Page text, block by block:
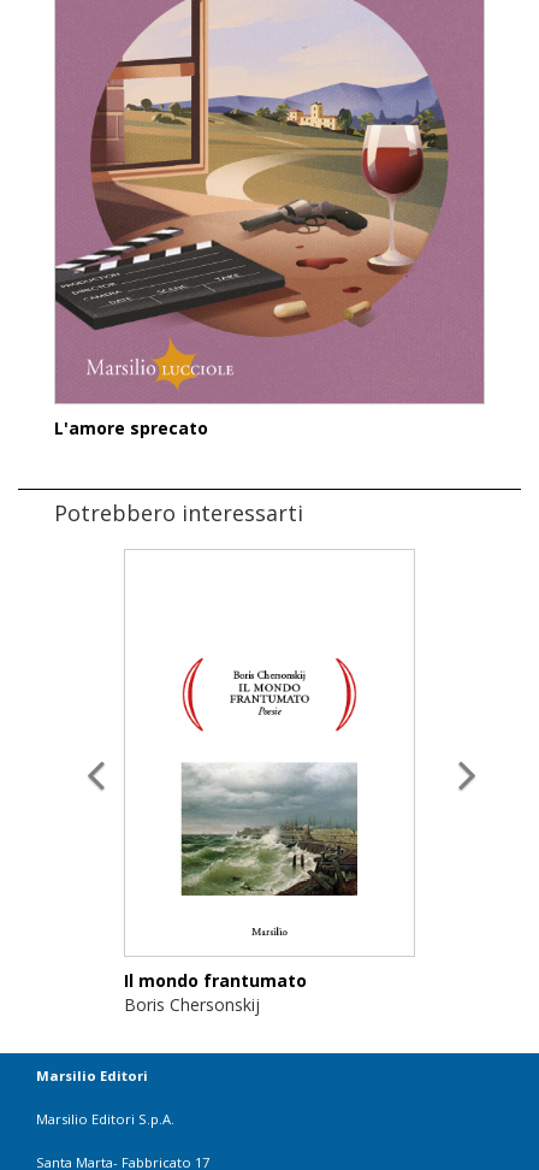
L'amore sprecato
Potrebbero interessarti
Il mondo frantumato
Boris Chersonskij
Marsilio Editori
Marsilio Editori S.p.A.
Santa Marta- Fabbricato 17